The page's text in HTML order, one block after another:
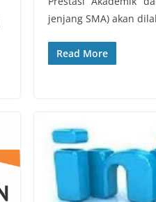
jenjang SMA) akan
Read More